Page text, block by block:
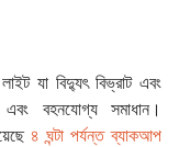
যা বিদ্যুৎ বিভ্রাট এবং
বহনযোগ্য সমাধান।
৪ ঘন্টা পর্যন্ত ব্যাকআপ